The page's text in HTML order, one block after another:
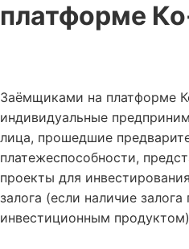
платформе
Заёмщиками на платформе
индивидуальные
лица, прошедшие
платежеспособности,
проекты для
залога (если наличие
инвестиционным